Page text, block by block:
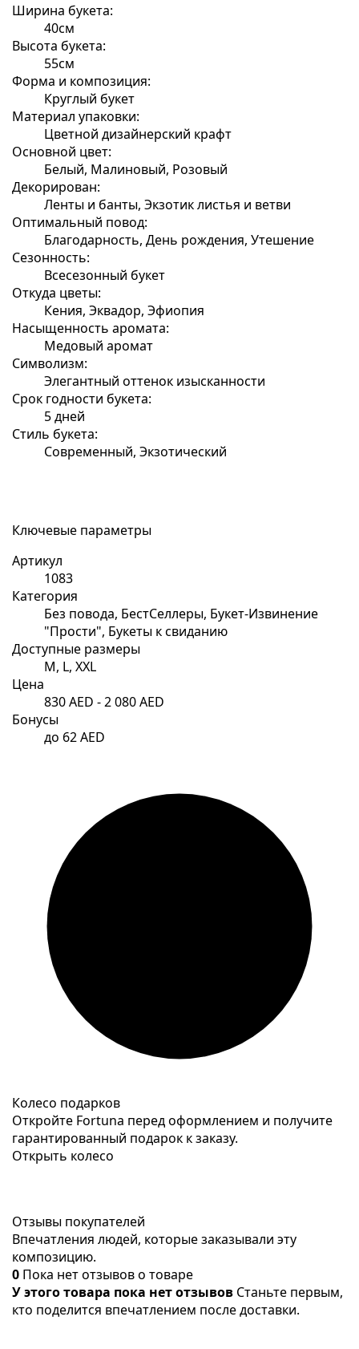
Ширина букета:
40см
Высота букета:
55см
Форма и композиция:
Круглый букет
Материал упаковки:
Цветной дизайнерский крафт
Основной цвет:
Белый, Малиновый, Розовый
Декорирован:
Ленты и банты, Экзотик листья и ветви
Оптимальный повод:
Благодарность, День рождения, Утешение
Сезонность:
Всесезонный букет
Откуда цветы:
Кения, Эквадор, Эфиопия
Насыщенность аромата:
Медовый аромат
Символизм:
Элегантный оттенок изысканности
Срок годности букета:
5 дней
Стиль букета:
Современный, Экзотический
Ключевые параметры
Артикул
1083
Категория
Без повода, БестСеллеры, Букет-Извинение
"Прости", Букеты к свиданию
Доступные размеры
M, L, XXL
Цена
830 AED - 2 080 AED
Бонусы
до 62 AED
Колесо подарков
Откройте Fortuna перед оформлением и получите
гарантированный подарок к заказу.
Открыть колесо
Отзывы покупателей
Впечатления людей, которые заказывали эту
композицию.
0 Пока нет отзывов о товаре
У этого товара пока нет отзывов Станьте первым,
кто поделится впечатлением после доставки.